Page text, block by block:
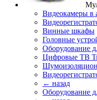
Видеокамеры в
Винные шкафы
Головные
Оборудование
Цифровые ТВ
← назад
Оборудование